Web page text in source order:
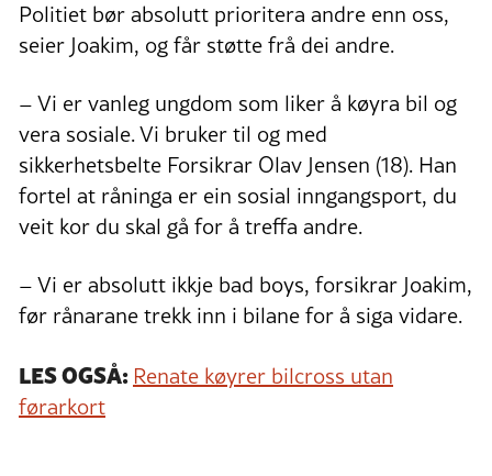
Politiet bør absolutt prioritera andre enn oss,
seier Joakim, og får støtte frå dei andre.
–Vi er vanleg ungdom som liker å køyra bil og
vera sosiale. Vi bruker til og med
sikkerhetsbelte Forsikrar Olav Jensen (18). Han
fortel at råninga er ein sosial inngangsport, du
veit kor du skal gå for å treffa andre.
–Vi er absolutt ikkje bad boys, forsikrar Joakim,
før rånarane trekk inn i bilane for å siga vidare.
LES OGSÅ: Renate køyrer bilcross utan
førarkort